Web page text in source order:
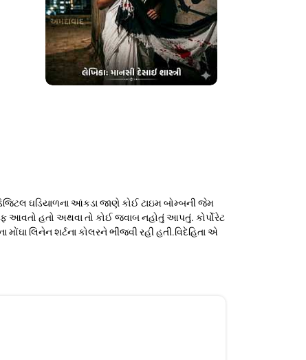
ઘડિયાળના આંકડા જાણે કોઈ ટાઇમ બોમ્બની જેમ
આવતો હતો અથવા તો કોઈ જવાબ નહોતું આપતું. કોર્પોરેટ
લિનેન શર્ટના કોલરને ભીંજવી રહી હતી.વિદેહિતા એ